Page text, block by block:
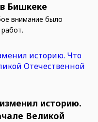
Бишкеке
внимание было
историю.
Великой